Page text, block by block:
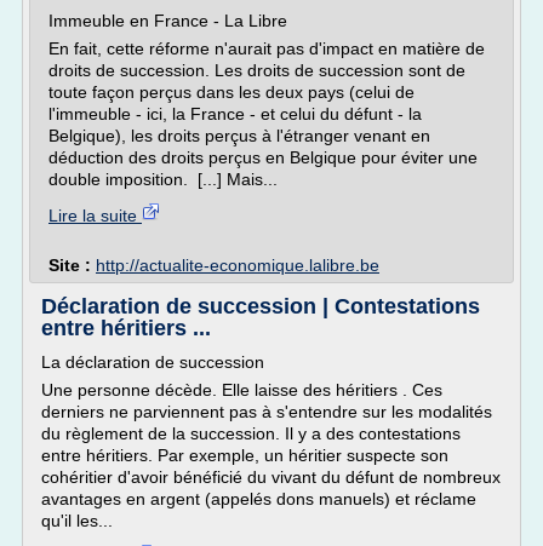
Immeuble en France - La Libre
En fait, cette réforme n'aurait pas d'impact en matière de
droits de succession. Les droits de succession sont de
toute façon perçus dans les deux pays (celui de
l'immeuble - ici, la France - et celui du défunt - la
Belgique), les droits perçus à l'étranger venant en
déduction des droits perçus en Belgique pour éviter une
double imposition. [...] Mais...
Lire la suite
Site : http://actualite-economique.lalibre.be
Déclaration de succession | Contestations
entre héritiers ...
La déclaration de succession
Une personne décède. Elle laisse des héritiers . Ces
derniers ne parviennent pas à s'entendre sur les modalités
du règlement de la succession. Il y a des contestations
entre héritiers. Par exemple, un héritier suspecte son
cohéritier d'avoir bénéficié du vivant du défunt de nombreux
avantages en argent (appelés dons manuels) et réclame
qu'il les...